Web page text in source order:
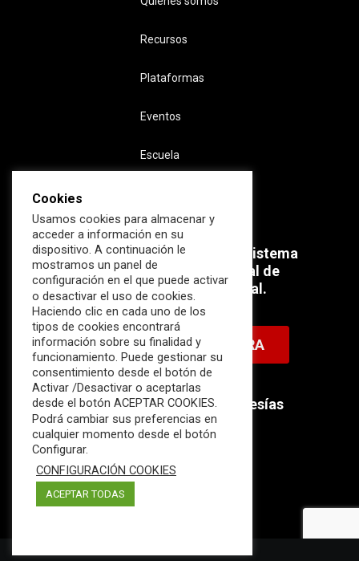
Recursos
Plataformas
Eventos
Escuela
Súmate ahora al mayor Ecosistema
profesional e internacional de
Ciberseguridad Industrial.
HAZTE MIEMBRO AHORA
Descubre nuestras membresías
disponibles.
Cookies
Usamos cookies para almacenar y
acceder a información en su
dispositivo. A continuación le
mostramos un panel de
configuración en el que puede activar
o desactivar el uso de cookies.
Haciendo clic en cada uno de los
tipos de cookies encontrará
información sobre su finalidad y
funcionamiento. Puede gestionar su
consentimiento desde el botón de
Activar /Desactivar o aceptarlas
desde el botón ACEPTAR COOKIES.
Podrá cambiar sus preferencias en
cualquier momento desde el botón
Configurar.
CONFIGURACIÓN COOKIES
ACEPTAR TODAS